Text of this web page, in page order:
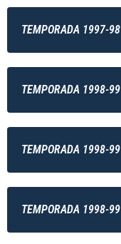
TEMPORADA 1997-98
TEMPORADA 1998-99
TEMPORADA 1998-99
TEMPORADA 1998-99